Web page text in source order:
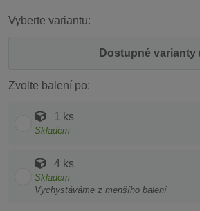
Vyberte variantu:
Dostupné varianty
Zvolte balení po:
1 ks
Skladem
4 ks
Skladem
Vychystáváme z menšího balení